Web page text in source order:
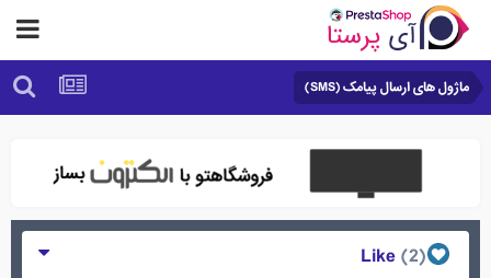
ماژول های ارسال پیامک (SMS)
Like
(2)